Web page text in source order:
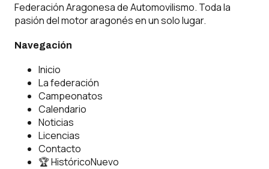
Federación Aragonesa de Automovilismo. Toda la
pasión del motor aragonés en un solo lugar.
Navegación
Inicio
La federación
Campeonatos
Calendario
Noticias
Licencias
Contacto
🏆 HistóricoNuevo